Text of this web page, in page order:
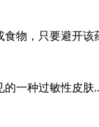
物，只要避开该
的一种过敏性皮肤